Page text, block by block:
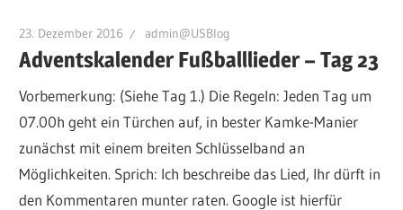
23. Dezember 2016 admin@USBlog
Adventskalender Fußballlieder – Tag 23
Vorbemerkung: (Siehe Tag 1.) Die Regeln: Jeden Tag um
07.00h geht ein Türchen auf, in bester Kamke-Manier
zunächst mit einem breiten Schlüsselband an
Möglichkeiten. Sprich: Ich beschreibe das Lied, Ihr dürft in
den Kommentaren munter raten. Google ist hierfür